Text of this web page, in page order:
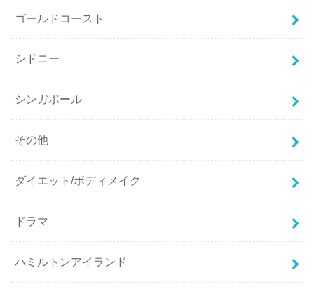
ゴールドコースト
シドニー
シンガポール
その他
ダイエット/ボディメイク
ドラマ
ハミルトンアイランド